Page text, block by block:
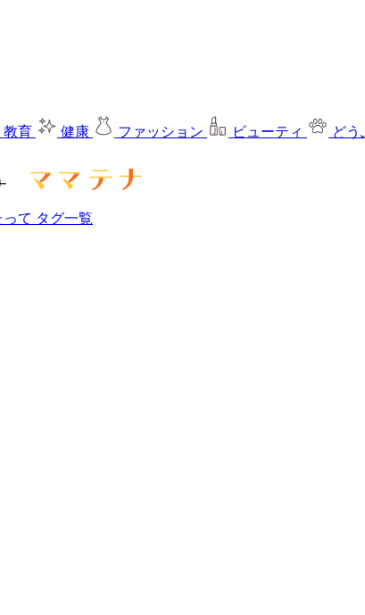
教育 健康 ファッション ビューティ どう
て タグ一覧